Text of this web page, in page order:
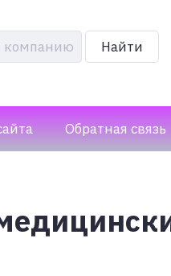
компанию Найти
Обратная связь